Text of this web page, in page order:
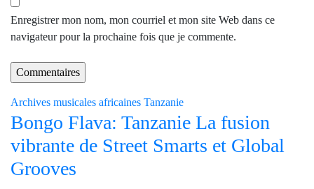
Enregistrer mon nom, mon courriel et mon site Web dans ce
navigateur pour la prochaine fois que je commente.
Archives musicales africaines Tanzanie
Bongo Flava: Tanzanie La fusion
vibrante de Street Smarts et Global
Grooves